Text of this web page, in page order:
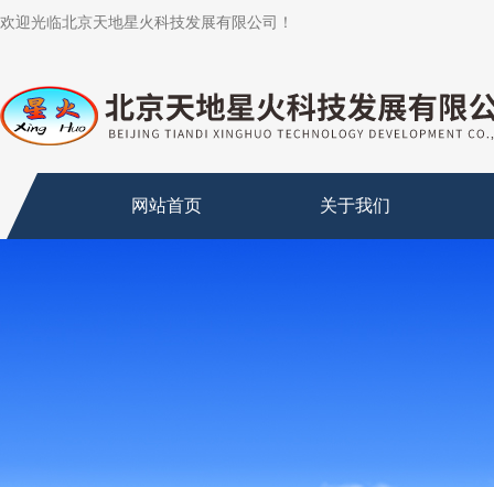
欢迎光临北京天地星火科技发展有限公司！
网站首页 关于我们